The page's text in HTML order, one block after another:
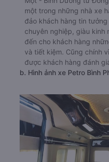
một trong những nhà xe
đảo khách hàng tin
chuyên nghiệp, giàu kinh
đến cho khách hàng
và tiết kiệm. Cũng chính
được khách hàng đánh
b. Hình ảnh xe Petro Bình